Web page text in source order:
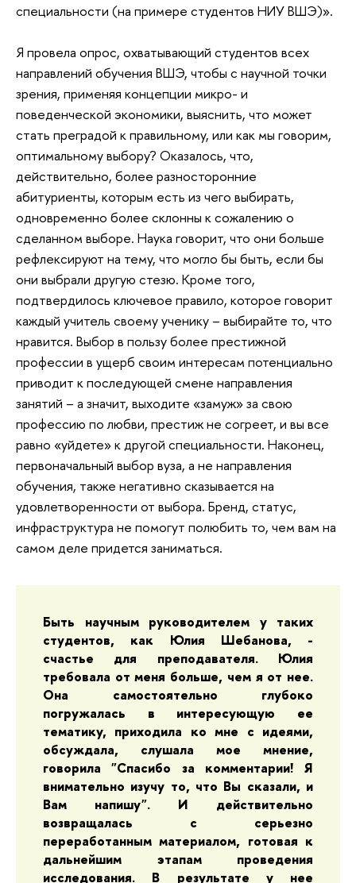
специальности (на примере студентов НИУ ВШЭ)».
Я провела опрос, охватывающий студентов всех
направлений обучения ВШЭ, чтобы с научной точки
зрения, применяя концепции микро- и
поведенческой экономики, выяснить, что может
стать преградой к правильному, или как мы говорим,
оптимальному выбору? Оказалось, что,
действительно, более разносторонние
абитуриенты, которым есть из чего выбирать,
одновременно более склонны к сожалению о
сделанном выборе. Наука говорит, что они больше
рефлексируют на тему, что могло бы быть, если бы
они выбрали другую стезю. Кроме того,
подтвердилось ключевое правило, которое говорит
каждый учитель своему ученику – выбирайте то, что
нравится. Выбор в пользу более престижной
профессии в ущерб своим интересам потенциально
приводит к последующей смене направления
занятий – а значит, выходите «замуж» за свою
профессию по любви, престиж не согреет, и вы все
равно «уйдете» к другой специальности. Наконец,
первоначальный выбор вуза, а не направления
обучения, также негативно сказывается на
удовлетворенности от выбора. Бренд, статус,
инфраструктура не помогут полюбить то, чем вам на
самом деле придется заниматься.
Быть научным руководителем у таких
студентов, как Юлия Шебанова, -
счастье для преподавателя. Юлия
требовала от меня больше, чем я от нее.
Она самостоятельно глубоко
погружалась в интересующую ее
тематику, приходила ко мне с идеями,
обсуждала, слушала мое мнение,
говорила "Спасибо за комментарии! Я
внимательно изучу то, что Вы сказали, и
Вам напишу". И действительно
возвращалась с серьезно
переработанным материалом, готовая к
дальнейшим этапам проведения
исследования. В результате у нее